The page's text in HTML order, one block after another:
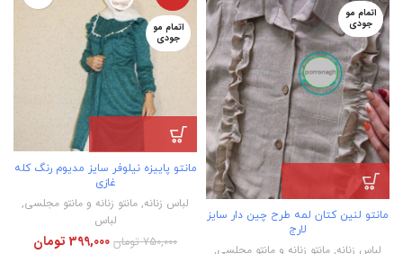
اتمام مو
جودی
مانتو لنین کتان لمه طرح چین دار سایز
لارج
لباس زنانه, مانتو زنانه و مانتو مجلسی,
اتمام مو
جودی
مانتو پاییزه نیلوفر سایز مدیوم رنگ کله
غازی
لباس زنانه, مانتو زنانه و مانتو مجلسی,
لباس
750,000 تومان 399,000 تومان